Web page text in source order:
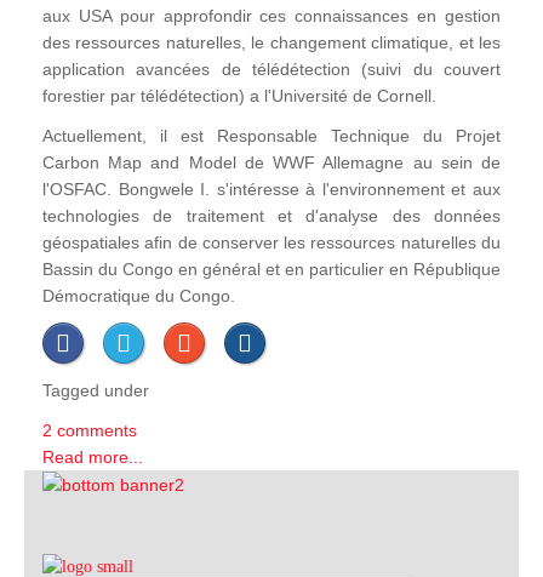
aux USA pour approfondir ces connaissances en gestion
des ressources naturelles, le changement climatique, et les
application avancées de télédétection (suivi du couvert
forestier par télédétection) a l'Université de Cornell.
Actuellement, il est Responsable Technique du Projet
Carbon Map and Model de WWF Allemagne au sein de
l'OSFAC. Bongwele I. s'intéresse à l'environnement et aux
technologies de traitement et d'analyse des données
géospatiales afin de conserver les ressources naturelles du
Bassin du Congo en général et en particulier en République
Démocratique du Congo.
Tagged under
2 comments
Read more...